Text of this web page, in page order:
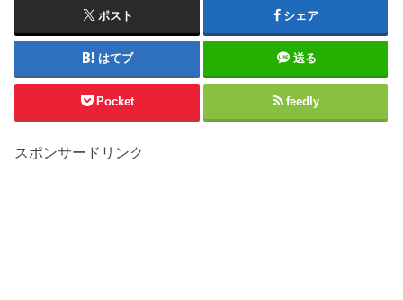
ポスト シェア
はてブ 送る
Pocket feedly
スポンサードリンク